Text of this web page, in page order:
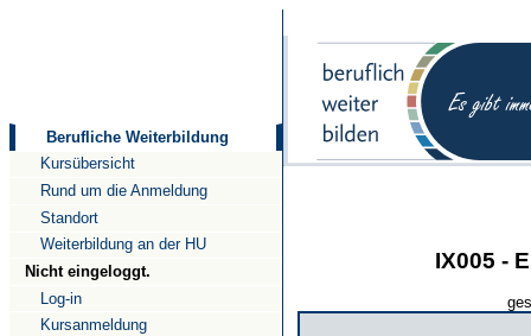
Berufliche Weiterbildung
Kursübersicht
Rund um die Anmeldung
Standort
Weiterbildung an der HU
Nicht eingeloggt.
Log-in
Kursanmeldung
IX005 -